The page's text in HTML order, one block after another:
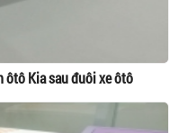
ôtô Kia sau đuôi xe ôtô